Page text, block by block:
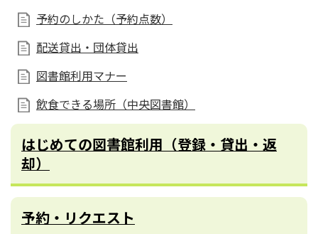
予約のしかた（予約点数）
配送貸出・団体貸出
図書館利用マナー
飲食できる場所（中央図書館）
はじめての図書館利用（登録・貸出・返
却）
予約・リクエスト